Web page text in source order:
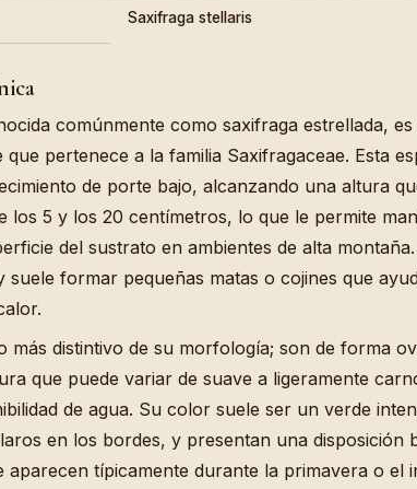
Saxifraga stellaris
comúnmente como saxifraga estrellada,
pertenece a la familia Saxifragaceae. Esta
de porte bajo, alcanzando una altura
los 5 y los 20 centímetros, lo que le permite
del sustrato en ambientes de alta
formar pequeñas matas o cojines que
más distintivo de su morfología; son de forma
que puede variar de suave a ligeramente
de agua. Su color suele ser un verde
en los bordes, y presentan una disposición
aparecen típicamente durante la primavera o el